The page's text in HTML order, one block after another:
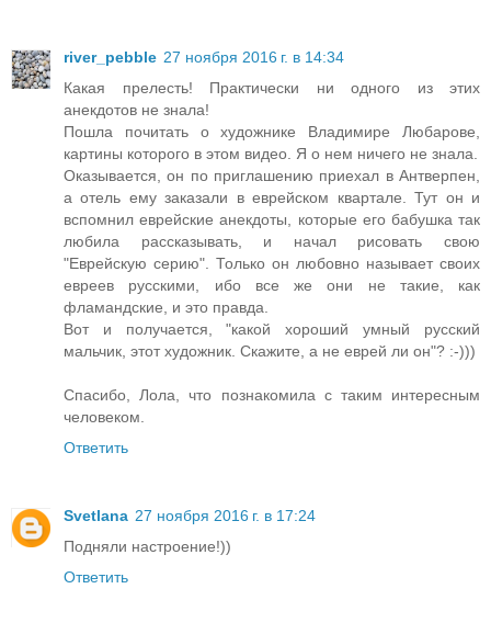
river_pebble 27 ноября 2016 г. в 14:34
Какая прелесть! Практически ни одного из этих
анекдотов не знала!
Пошла почитать о художнике Владимире Любарове,
картины которого в этом видео. Я о нем ничего не знала.
Оказывается, он по приглашению приехал в Антверпен,
а отель ему заказали в еврейском квартале. Тут он и
вспомнил еврейские анекдоты, которые его бабушка так
любила рассказывать, и начал рисовать свою
"Еврейскую серию". Только он любовно называет своих
евреев русскими, ибо все же они не такие, как
фламандские, и это правда.
Вот и получается, "какой хороший умный русский
мальчик, этот художник. Скажите, а не еврей ли он"? :-)))
Спасибо, Лола, что познакомила с таким интересным
человеком.
Ответить
Svetlana 27 ноября 2016 г. в 17:24
Подняли настроение!))
Ответить